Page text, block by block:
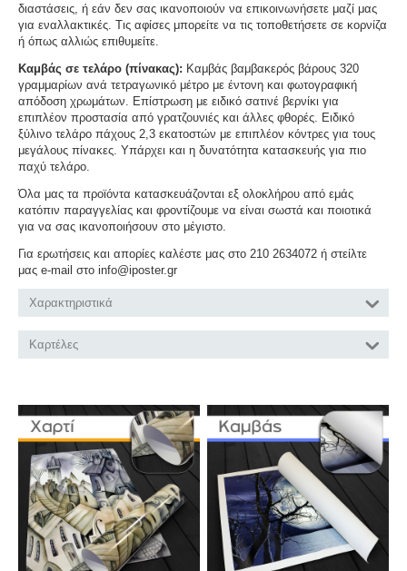
διαστάσεις, ή εάν δεν σας ικανοποιούν να επικοινωνήσετε μαζί μας
για εναλλακτικές. Τις αφίσες μπορείτε να τις τοποθετήσετε σε κορνίζα
ή όπως αλλιώς επιθυμείτε.
Καμβάς σε τελάρο (πίνακας): Καμβάς βαμβακερός βάρους 320
γραμμαρίων ανά τετραγωνικό μέτρο με έντονη και φωτογραφική
απόδοση χρωμάτων. Επίστρωση με ειδικό σατινέ βερνίκι για
επιπλέον προστασία από γρατζουνιές και άλλες φθορές. Ειδικό
ξύλινο τελάρο πάχους 2,3 εκατοστών με επιπλέον κόντρες για τους
μεγάλους πίνακες. Υπάρχει και η δυνατότητα κατασκευής για πιο
παχύ τελάρο.
Όλα μας τα προϊόντα κατασκευάζονται εξ ολοκλήρου από εμάς
κατόπιν παραγγελίας και φροντίζουμε να είναι σωστά και ποιοτικά
για να σας ικανοποιήσουν στο μέγιστο.
Για ερωτήσεις και απορίες καλέστε μας στο 210 2634072 ή στείλτε
μας e-mail στο info@iposter.gr
Χαρακτηριστικά
Καρτέλες